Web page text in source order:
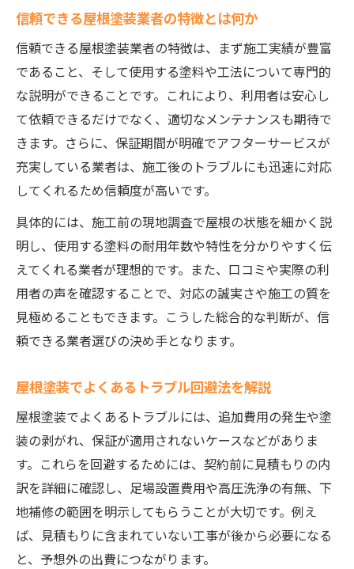
屋根塗装の見積もり比較でわかる適正価格
塗料の品質と屋根塗装業者の関係性を解説
コスパに優れた屋根塗装業者の選定基準
見積もり比較でわかる屋根塗装事情
屋根塗装見積もりの項目別チェックポイン
ト
見積もりでわかる屋根塗装業者の差
屋根塗装見積もりの無料対応業者を見極め
る
塗料の種類や付帯工事で変わる屋根塗装費
用
屋根塗装見積もり後の質問ポイントを整理
特徴からみる屋根塗装業者の選び方
屋根塗装業者の強みと特徴を徹底比較
塗料の選び方が得意な屋根塗装業者とは
法
屋根塗装で重視すべき業者の対応力
豊富な実績を持つ屋根塗装業者の見分け方
信頼できる屋根塗装業者の特徴とは何か
信頼できる屋根塗装業者の特徴は、まず施工実績が豊富
であること、そして使用する塗料や工法について専門的
な説明ができることです。これにより、利用者は安心し
て依頼できるだけでなく、適切なメンテナンスも期待で
きます。さらに、保証期間が明確でアフターサービスが
充実している業者は、施工後のトラブルにも迅速に対応
してくれるため信頼度が高いです。
具体的には、施工前の現地調査で屋根の状態を細かく説
明し、使用する塗料の耐用年数や特性を分かりやすく伝
えてくれる業者が理想的です。また、口コミや実際の利
用者の声を確認することで、対応の誠実さや施工の質を
見極めることもできます。こうした総合的な判断が、信
頼できる業者選びの決め手となります。
屋根塗装でよくあるトラブル回避法を解説
屋根塗装でよくあるトラブルには、追加費用の発生や塗
装の剥がれ、保証が適用されないケースなどがありま
す。これらを回避するためには、契約前に見積もりの内
訳を詳細に確認し、足場設置費用や高圧洗浄の有無、下
地補修の範囲を明示してもらうことが大切です。例え
ば、見積もりに含まれていない工事が後から必要になる
と、予想外の出費につながります。